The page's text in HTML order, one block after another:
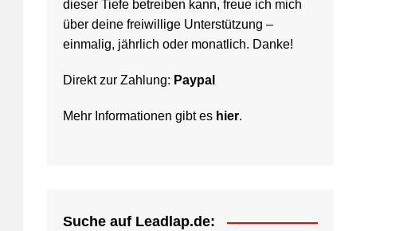
dieser Tiefe betreiben kann, freue ich mich
über deine freiwillige Unterstützung –
einmalig, jährlich oder monatlich. Danke!
Direkt zur Zahlung: Paypal
Mehr Informationen gibt es hier.
Suche auf Leadlap.de: